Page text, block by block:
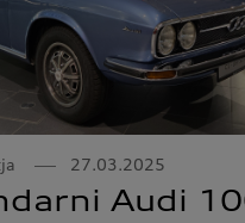
27.03.2025
Audi